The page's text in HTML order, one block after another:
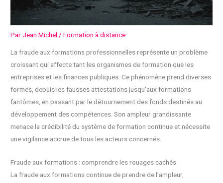
ParJean Michel /Formation à distance
La fraude aux formations professionnelles représente un problème
croissant qui affecte tant les organismes de formation que les
entreprises et les finances publiques. Ce phénomène prend diverses
formes, depuis les fausses attestations jusqu’aux formations
fantômes, en passant par le détournement des fonds destinés au
développement des compétences. Son ampleur grandissante
menace la crédibilité du système de formation continue et nécessite
une vigilance accrue de tous les acteurs concernés.
Fraude aux formations : comprendre les rouages cachés
La fraude aux formations continue de prendre de l’ampleur,